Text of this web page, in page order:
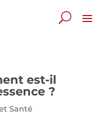
est-il
?
Santé